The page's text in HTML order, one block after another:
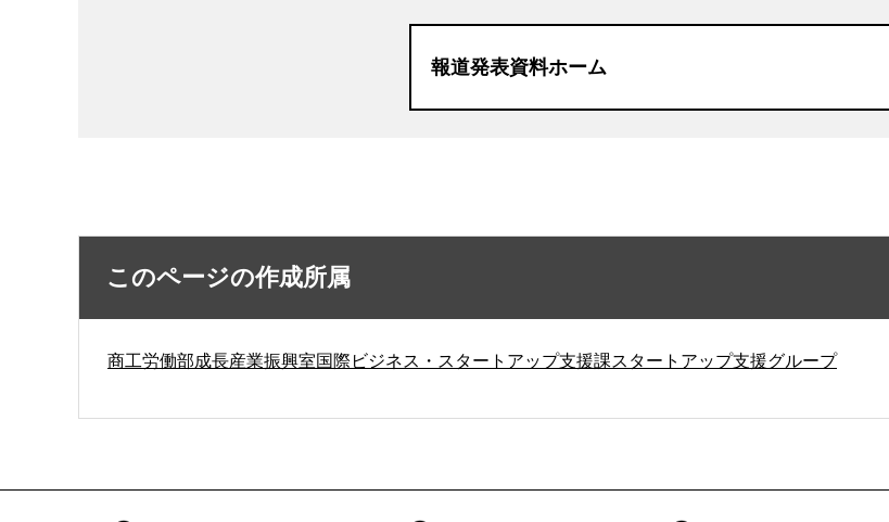
報道発表資料ホーム
このページの作成所属
商工労働部成長産業振興室国際ビジネス・スタートアップ支援課スタートアップ支援グループ